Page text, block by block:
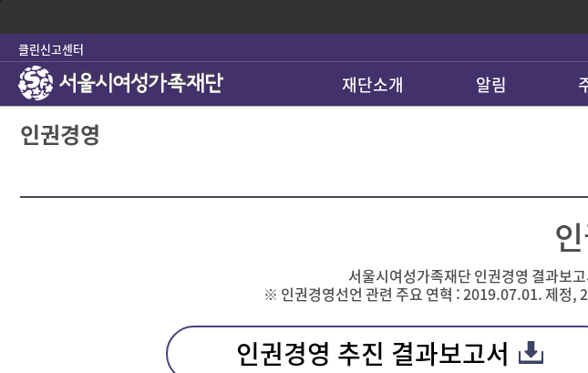
로
기
클린신고센터
재단소개 알림
인권경영
서울시여성가족재단 인권경영 결과보
※ 인권경영선언 관련 주요 연혁 : 2019.07.01. 제정,
인권경영 추진 결과보고서